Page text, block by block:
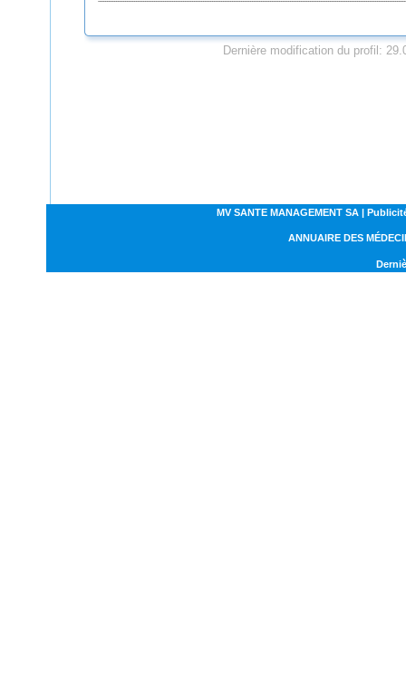
Dernière modification du profil:
MV SANTE MANAGEMENT SA |
ANNUAIRE DES